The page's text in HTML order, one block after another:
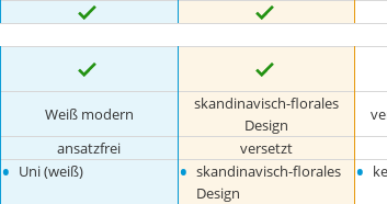
Weiß modern
skandinavisch-florales
Design
ansatzfrei versetzt
• Uni (weiß) • skandinavisch-florales
Design
•